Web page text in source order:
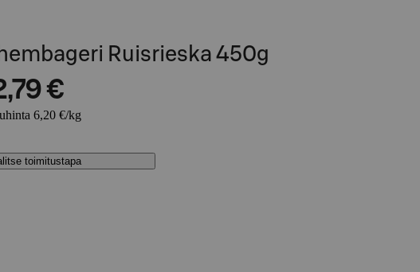
Ruisrieska 450g
€
6,20 €/kg
toimitustapa